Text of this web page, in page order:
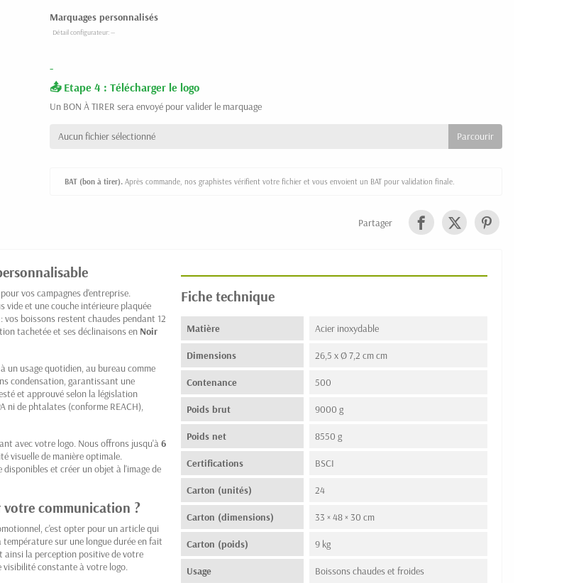
Marquages personnalisés
-
Etape 4 : Télécharger le logo
Un BON À TIRER sera envoyé pour valider le marquage
Aucun fichier sélectionné
BAT (bon à tirer). Après commande, nos graphistes vérifient votre fichier et vous envoient un BAT pour validation finale.
Partager
vos campagnes d'entreprise.
vide et une couche intérieure plaquée
boissons restent chaudes pendant 12
tachetée et ses déclinaisons en Noir
un usage quotidien, au bureau comme
condensation, garantissant une
et approuvé selon la législation
ni de phtalates (conforme REACH),
avec votre logo. Nous offrons jusqu'à6
visuelle de manière optimale.
et créer un objet à l'image de
communication ?
c'est opter pour un article qui
sur une longue durée en fait
la perception positive de votre
visibilité constante à votre logo.
Fiche technique
Matière Acier inoxydable
Dimensions 26,5 x Ø 7,2 cm cm
Contenance 500
Poids brut 9000 g
Poids net 8550 g
Certifications BSCI
Carton (unités) 24
Carton (dimensions) 33 × 48 × 30 cm
Carton (poids) 9 kg
Usage Boissons chaudes et froides